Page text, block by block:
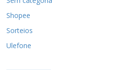
Shopee
Sorteios
Ulefone